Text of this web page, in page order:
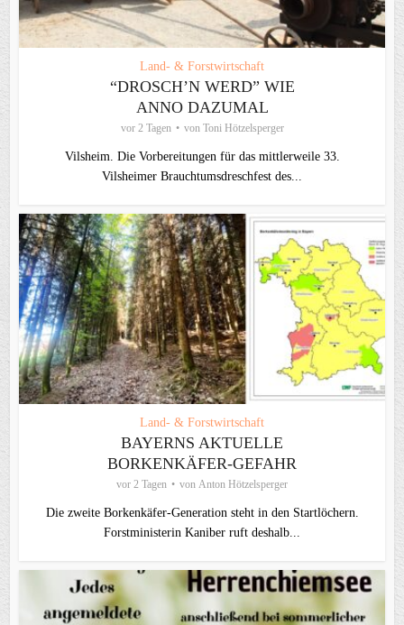
Land- & Forstwirtschaft
“DROSCH’N WERD” WIE
ANNO DAZUMAL
vor 2 Tagen von Toni Hötzelsperger
Vilsheim. Die Vorbereitungen für das mittlerweile 33.
Vilsheimer Brauchtumsdreschfest des...
Land- & Forstwirtschaft
BAYERNS AKTUELLE
BORKENKÄFER-GEFAHR
vor 2 Tagen von Anton Hötzelsperger
Die zweite Borkenkäfer-Generation steht in den Startlöchern.
Forstministerin Kaniber ruft deshalb...